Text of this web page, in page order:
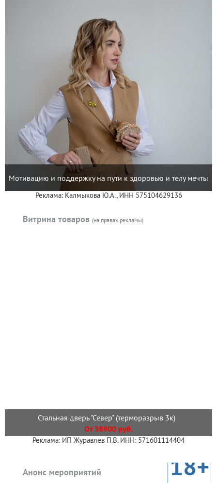
Мотивацию и поддержку на пути к здоровью и телу мечты
Реклама: Калмыкова Ю.А., ИНН 575104629136
Витрина товаров (на правах рекламы)
Стальная дверь "Север" (терморазрыв 3к)
От 38900 руб.
Реклама: ИП Журавлев П.В. ИНН: 571601114404
Анонс мероприятий 18+